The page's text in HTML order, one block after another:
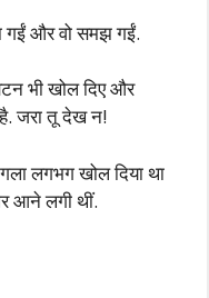
गईं और वो समझ गईं.
भी खोल दिए और
जरा तू देख न!
लगभग खोल दिया था
आने लगी थीं.